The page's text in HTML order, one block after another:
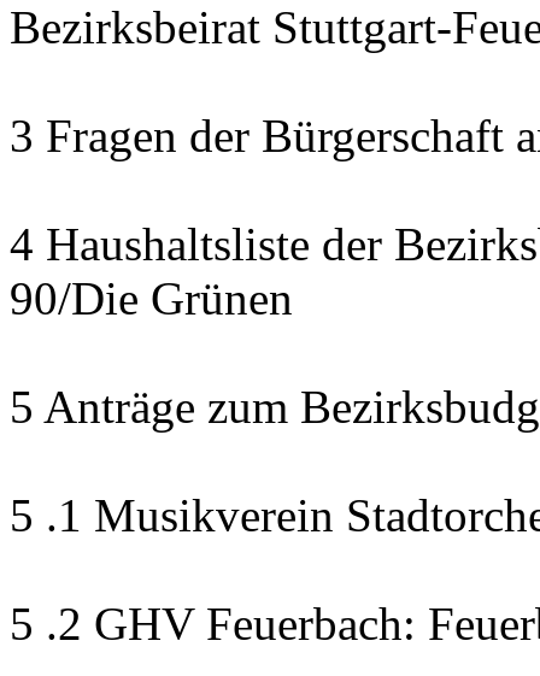
Bezirksbeirat Stuttgart-
3 Fragen der Bürgerschaft
4 Haushaltsliste der
90/Die Grünen
5 Anträge zum
5 .1 Musikverein
5 .2 GHV Feuerbach: